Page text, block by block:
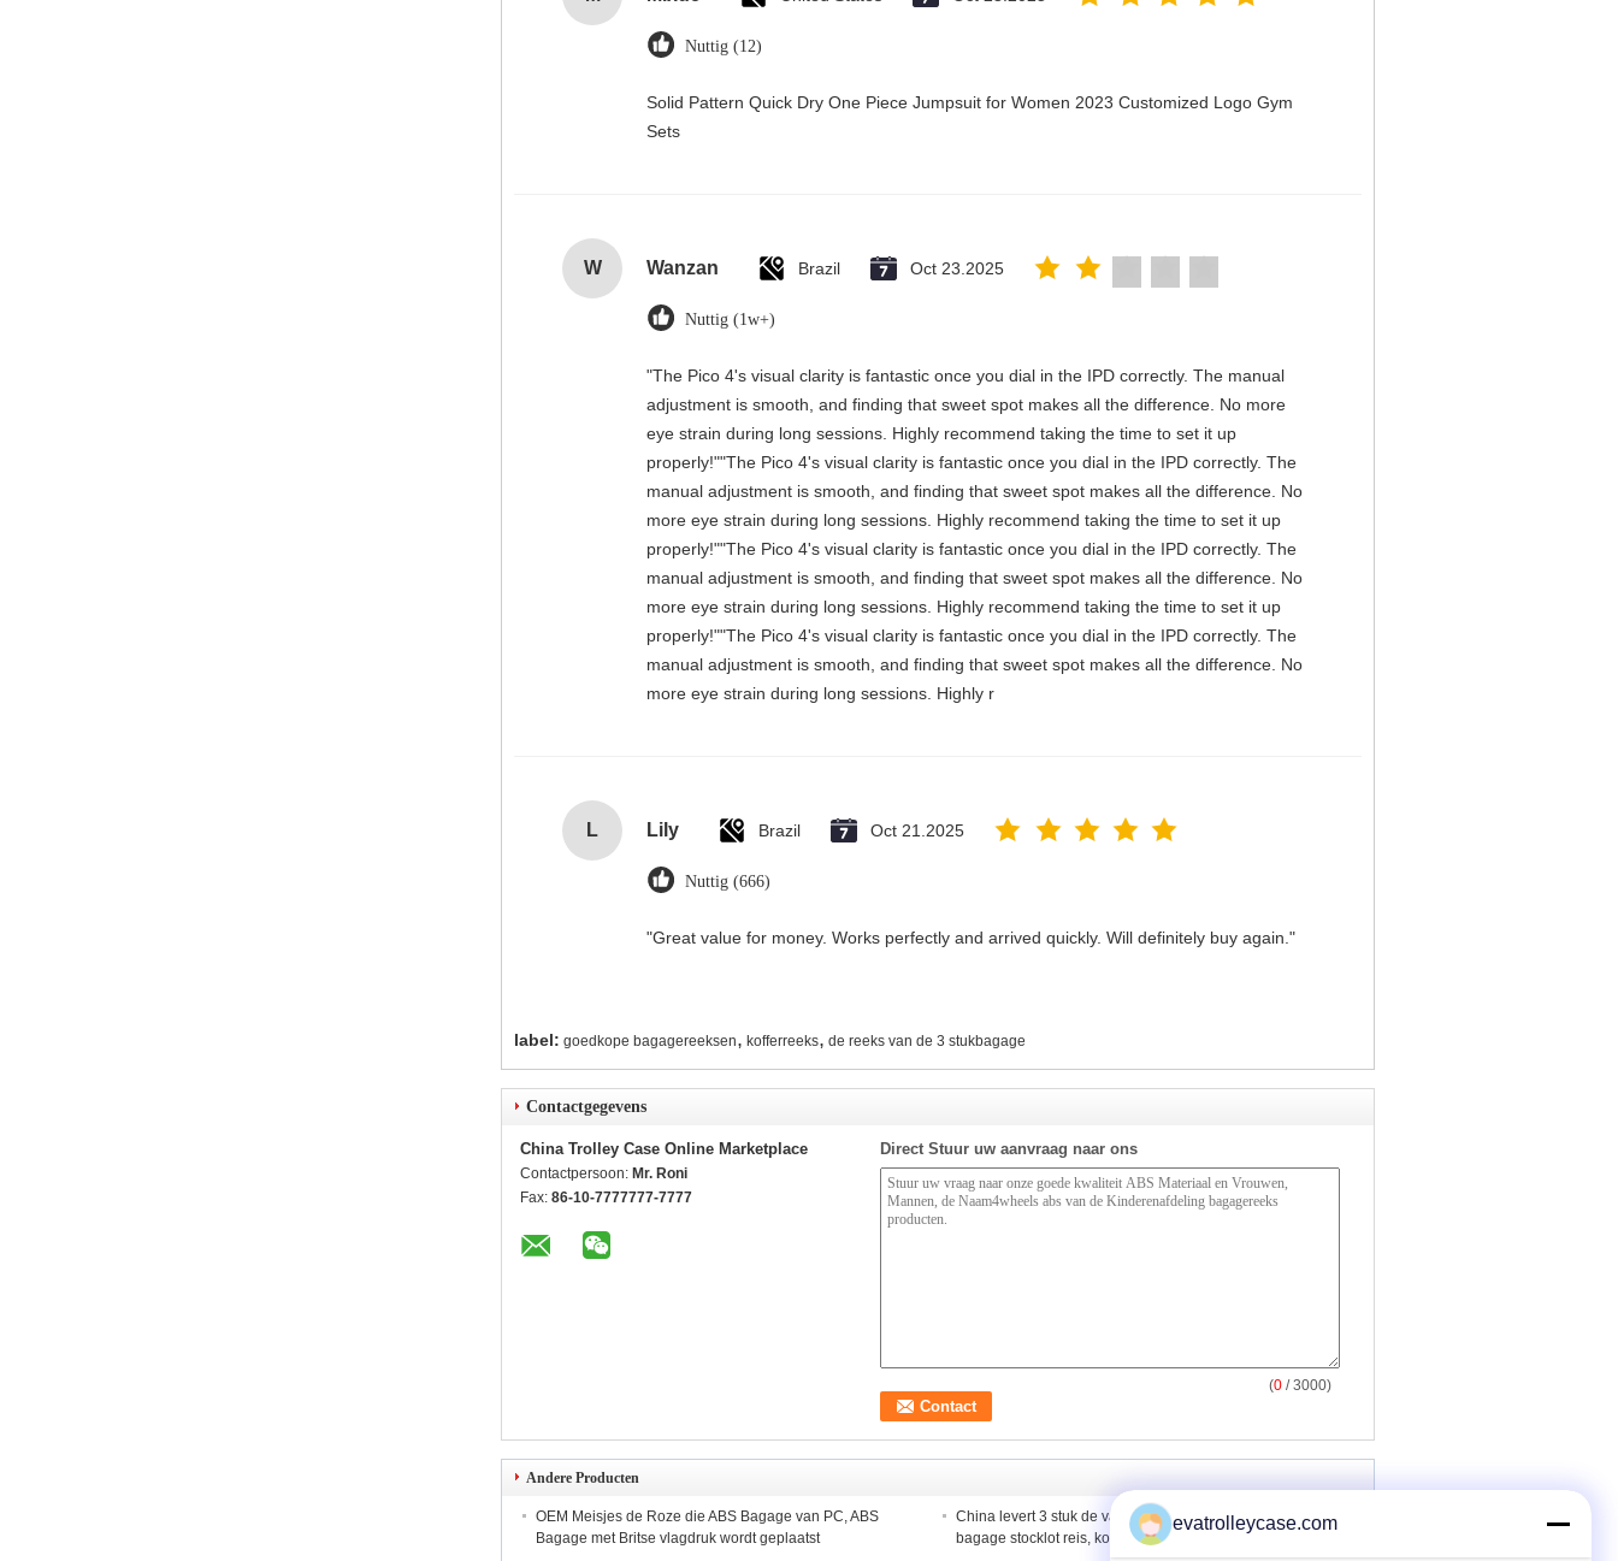
Nuttig (12)
Solid Pattern Quick Dry One Piece Jumpsuit for Women 2023 Customized Logo Gym
Sets
W Wanzan Brazil Oct 23.2025
Nuttig (1w+)
"The Pico 4's visual clarity is fantastic once you dial in the IPD correctly. The manual
adjustment is smooth, and finding that sweet spot makes all the difference. No more
eye strain during long sessions. Highly recommend taking the time to set it up
properly!""The Pico 4's visual clarity is fantastic once you dial in the IPD correctly. The
manual adjustment is smooth, and finding that sweet spot makes all the difference. No
more eye strain during long sessions. Highly recommend taking the time to set it up
properly!""The Pico 4's visual clarity is fantastic once you dial in the IPD correctly. The
manual adjustment is smooth, and finding that sweet spot makes all the difference. No
more eye strain during long sessions. Highly recommend taking the time to set it up
properly!""The Pico 4's visual clarity is fantastic once you dial in the IPD correctly. The
manual adjustment is smooth, and finding that sweet spot makes all the difference. No
more eye strain during long sessions. Highly r
L Lily Brazil Oct 21.2025
Nuttig (666)
"Great value for money. Works perfectly and arrived quickly. Will definitely buy again."
label: goedkope bagagereeksen, kofferreeks, de reeks van de 3 stukbagage
Contactgegevens
China Trolley Case Online Marketplace
Contactpersoon: Mr. Roni
Fax: 86-10-7777777-7777
Direct Stuur uw aanvraag naar ons
(0 / 3000)
Andere Producten
OEM Meisjes de Roze die ABS Bagage van PC, ABS
Bagage met Britse vlagdruk wordt geplaatst
China levert 3 stuk de vastgestelde ABS zak van de
bagage stocklot reis, koffer, karretjezak
evatrolleycase.com